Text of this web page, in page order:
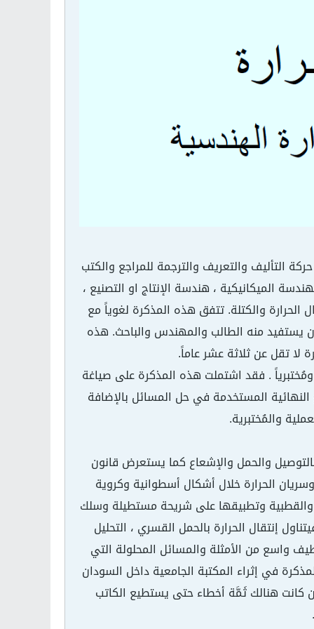
التأليف والتعريف والترجمة للمراجع والكتب
الميكانيكية ، هندسة الإنتاج او التصنيع ،
والكتلة. تتفق هذه المذكرة لغوياً مع
يستفيد منه الطالب والمهندس والباحث. هذه
لا تقل عن ثلاثة عشر عاماً.
ومُختبرياً . فقد اشتملت هذه المذكرة على صياغة
المستخدمة في حل المسائل بالإضافة
والمُختبرية.
والحمل والإشعاع كما يستعرض قانون
وسريان الحرارة خلال أشكال أسطوانية وكروية
والقطبية وتطبيقها على شريحة مستطيلة وسلك
إنتقال الحرارة بالحمل القسري ، التحليل
واسع من الأمثلة والمسائل المحلولة التي
في إثراء المكتبة الجامعية داخل السودان
كانت هنالك ثَمَّة أخطاء حتى يستطيع الكاتب